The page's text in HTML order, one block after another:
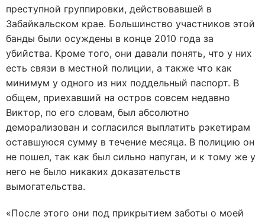
преступной группировки, действовавшей в
Забайкальском крае. Большинство участников этой
банды были осуждены в конце 2010 года за
убийства. Кроме того, они давали понять, что у них
есть связи в местной полиции, а также что как
минимум у одного из них поддельный паспорт. В
общем, приехавший на остров совсем недавно
Виктор, по его словам, был абсолютно
деморализован и согласился выплатить рэкетирам
оставшуюся сумму в течение месяца. В полицию он
не пошел, так как был сильно напуган, и к тому же у
него не было никаких доказательств
вымогательства.
«После этого они под прикрытием заботы о моей